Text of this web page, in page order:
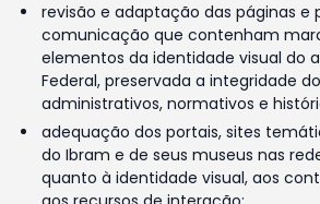
revisão e adaptação das páginas e
comunicação que contenham
elementos da identidade visual do
Federal, preservada a integridade
administrativos, normativos e
adequação dos portais, sites
do Ibram e de seus museus nas
quanto à identidade visual, aos